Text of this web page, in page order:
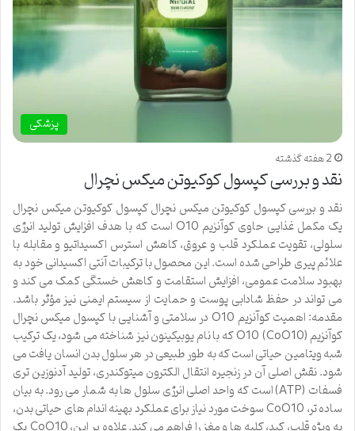
پزشکی
2 هفته گذشته
نقد و بررسی کپسول کوکیوتن میکس نچرال
نقد و بررسی کپسول کوکیوتن میکس نچرال کپسول کوکیوتن میکس نچرال
یک مکمل غذایی حاوی کوآنزیم Q10 است که با هدف افزایش تولید انرژی
سلولی، تقویت عملکرد قلب و عروق، کاهش استرس اکسیداتیو و مقابله با
علائم پیری طراحی شده است. این محصول با ترکیبات آنتی اکسیدانی خود به
بهبود سلامت عمومی، افزایش استقامت و کاهش خستگی کمک می کند و
می تواند در حفظ شادابی پوست و حمایت از سیستم ایمنی نیز مؤثر باشد.
مقدمه: اهمیت کوآنزیم Q10 در سلامتی و آشنایی با کپسول میکس نچرال
کوآنزیم Q10 (CoQ10) که با نام یوبیکینون نیز شناخته می شود، یک ترکیب
شبه ویتامین حیاتی است که به طور طبیعی در هر سلول بدن انسان یافت می
شود. نقش اصلی آن در زنجیره انتقال الکترون میتوکندری، تولید آدنوزین تری
فسفات (ATP) است که واحد اصلی انرژی سلول ها به شمار می رود. به بیان
ساده تر، CoQ10 سوخت مورد نیاز برای عملکرد بهینه اندام های حیاتی بدن،